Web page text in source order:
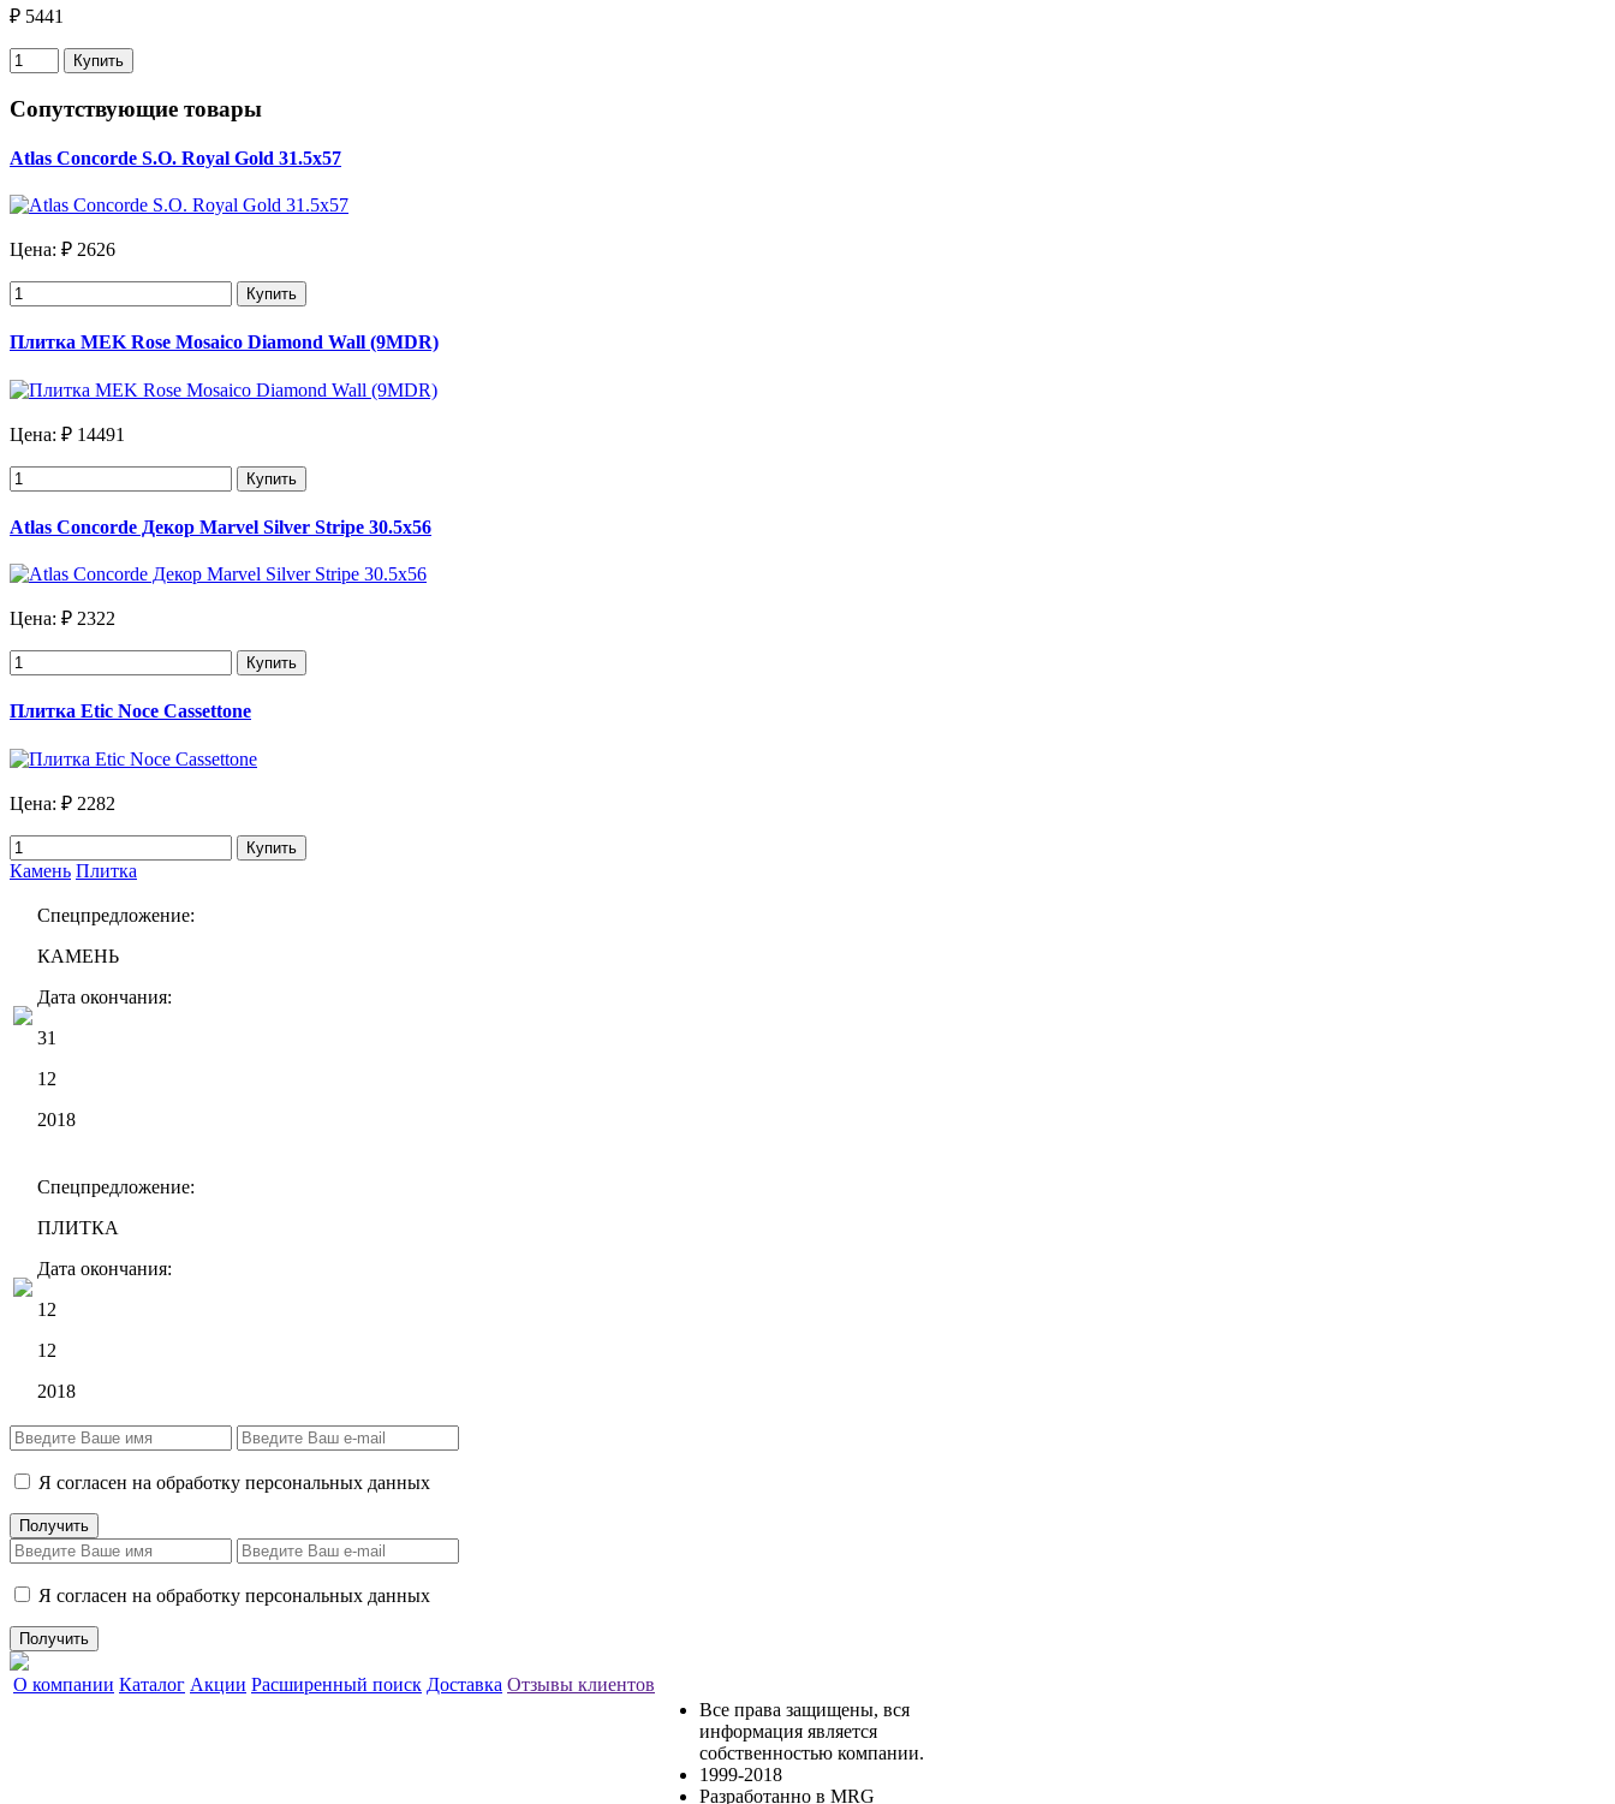
₽ 5441
Купить
Сопутствующие товары
Atlas Concorde S.O. Royal Gold 31.5х57
Цена: ₽ 2626
Купить
Плитка MEK Rose Mosaico Diamond Wall (9MDR)
Цена: ₽ 14491
Купить
Atlas Concorde Декор Marvel Silver Stripe 30.5х56
Цена: ₽ 2322
Купить
Плитка Etic Noce Cassettone
Цена: ₽ 2282
Купить
Камень Плитка
Спецпредложение:
КАМЕНЬ
Дата окончания:
31
12
2018
Спецпредложение:
ПЛИТКА
Дата окончания:
12
12
2018
Я согласен на обработку персональных данных
Я согласен на обработку персональных данных
О компании Каталог Акции Расширенный поиск Доставка Отзывы клиентов
Все права защищены, вся
информация является
собственностью компании.
1999-2018
Разработанно в MRG